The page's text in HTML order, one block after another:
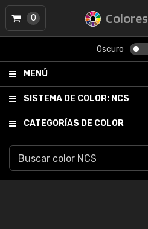
Colores
Oscuro
MENÚ
SISTEMA DE COLOR: NCS
CATEGORÍAS DE COLOR
0